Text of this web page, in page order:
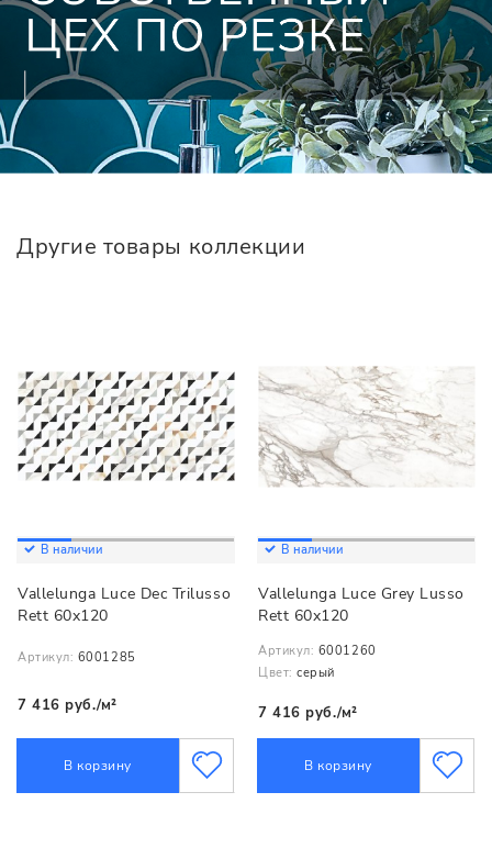
Другие товары коллекции
В наличии
Vallelunga Luce Dec Trilusso
Rett 60x120
Артикул: 6001285
7 416 руб./м²
В корзину
В наличии
Vallelunga Luce Grey Lusso
Rett 60x120
Артикул: 6001260
Цвет: серый
7 416 руб./м²
В корзину